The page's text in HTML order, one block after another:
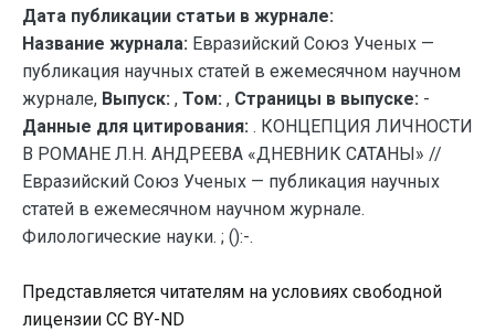
Дата публикации статьи в журнале:
Название журнала: Евразийский Союз Ученых —
публикация научных статей в ежемесячном научном
журнале, Выпуск: , Том: , Страницы в выпуске: -
Данные для цитирования: . КОНЦЕПЦИЯ ЛИЧНОСТИ
В РОМАНЕ Л.Н. АНДРЕЕВА «ДНЕВНИК САТАНЫ» //
Евразийский Союз Ученых — публикация научных
статей в ежемесячном научном журнале.
Филологические науки. ; ():-.
Представляется читателям на условиях свободной
лицензии CC BY-ND